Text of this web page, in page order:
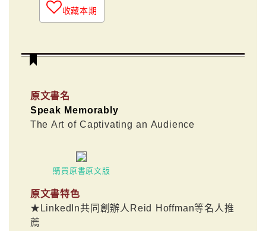
收藏本期
原文書名
Speak Memorably
The Art of Captivating an Audience
購買原書原文版
原文書特色
★LinkedIn共同創辦人Reid Hoffman等名人推
薦